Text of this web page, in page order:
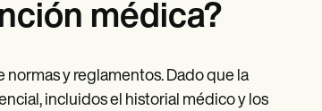
médica?
y reglamentos. Dado que la
incluidos el historial médico y los